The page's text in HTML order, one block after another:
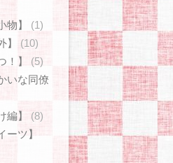
】
(1)
(10)
】
(5)
いな同僚
】
(8)
ツ】